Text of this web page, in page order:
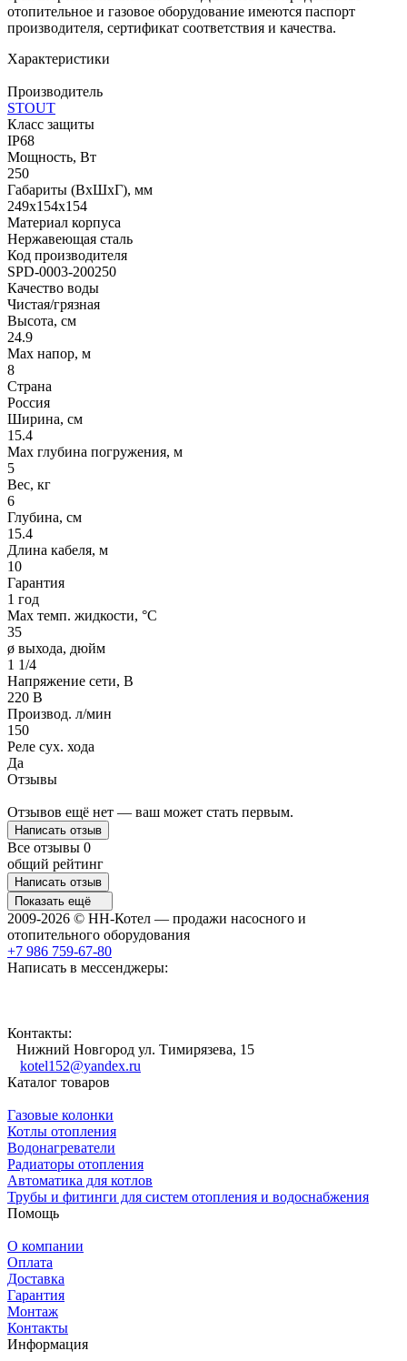
отопительное и газовое оборудование имеются паспорт
производителя, сертификат соответствия и качества.
Характеристики
Производитель
STOUT
Класс защиты
IP68
Мощность, Вт
250
Габариты (ВхШхГ), мм
249х154х154
Материал корпуса
Нержавеющая сталь
Код производителя
SPD-0003-200250
Качество воды
Чистая/грязная
Высота, см
24.9
Max напор, м
8
Страна
Россия
Ширина, см
15.4
Max глубина погружения, м
5
Вес, кг
6
Глубина, см
15.4
Длина кабеля, м
10
Гарантия
1 год
Max темп. жидкости, °С
35
ø выхода, дюйм
1 1/4
Напряжение сети, В
220 В
Производ. л/мин
150
Реле сух. хода
Да
Отзывы
Отзывов ещё нет — ваш может стать первым.
Написать отзыв
Все отзывы 0
общий рейтинг
Написать отзыв
Показать ещё
2009-2026 © НН-Котел — продажи насосного и
отопительного оборудования
+7 986 759-67-80
Написать в мессенджеры:
Контакты:
Нижний Новгород ул. Тимирязева, 15
kotel152@yandex.ru
Каталог товаров
Газовые колонки
Котлы отопления
Водонагреватели
Радиаторы отопления
Автоматика для котлов
Трубы и фитинги для систем отопления и водоснабжения
Помощь
О компании
Оплата
Доставка
Гарантия
Монтаж
Контакты
Информация